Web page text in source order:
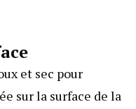
et sec pour
sur la surface de la